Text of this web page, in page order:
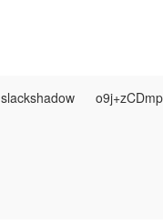
slackshadow